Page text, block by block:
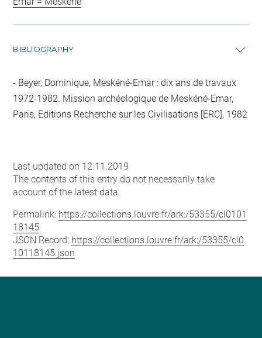
BIBLIOGRAPHY
Beyer, Dominique, Meskéné-Emar : dix ans de travaux
1972-1982. Mission archéologique de Meskéné-Emar,
Paris, Editions Recherche sur les Civilisations [ERC], 1982
Last updated on 12.11.2019
The contents of this entry do not necessarily take
account of the latest data.
Permalink: https://collections.louvre.fr/ark:/53355/cl0101
18145
JSON Record: https://collections.louvre.fr/ark:/53355/cl0
10118145.json